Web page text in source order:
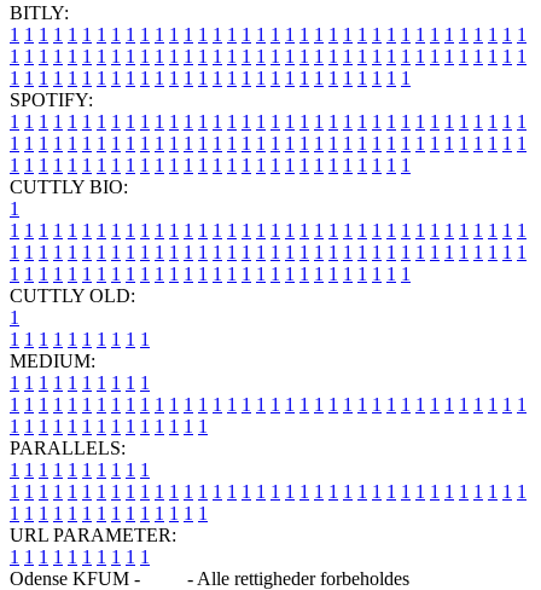
BITLY:
1 1 1 1 1 1 1 1 1 1 1 1 1 1 1 1 1 1 1 1 1 1 1 1 1 1 1 1 1 1 1 1 1 1 1 1
1 1 1 1 1 1 1 1 1 1 1 1 1 1 1 1 1 1 1 1 1 1 1 1 1 1 1 1 1 1 1 1 1 1 1 1
1 1 1 1 1 1 1 1 1 1 1 1 1 1 1 1 1 1 1 1 1 1 1 1 1 1 1 1
SPOTIFY:
1 1 1 1 1 1 1 1 1 1 1 1 1 1 1 1 1 1 1 1 1 1 1 1 1 1 1 1 1 1 1 1 1 1 1 1
1 1 1 1 1 1 1 1 1 1 1 1 1 1 1 1 1 1 1 1 1 1 1 1 1 1 1 1 1 1 1 1 1 1 1 1
1 1 1 1 1 1 1 1 1 1 1 1 1 1 1 1 1 1 1 1 1 1 1 1 1 1 1 1
CUTTLY BIO:
1
1 1 1 1 1 1 1 1 1 1 1 1 1 1 1 1 1 1 1 1 1 1 1 1 1 1 1 1 1 1 1 1 1 1 1 1
1 1 1 1 1 1 1 1 1 1 1 1 1 1 1 1 1 1 1 1 1 1 1 1 1 1 1 1 1 1 1 1 1 1 1 1
1 1 1 1 1 1 1 1 1 1 1 1 1 1 1 1 1 1 1 1 1 1 1 1 1 1 1 1
CUTTLY OLD:
1
1 1 1 1 1 1 1 1 1 1
MEDIUM:
1 1 1 1 1 1 1 1 1 1
1 1 1 1 1 1 1 1 1 1 1 1 1 1 1 1 1 1 1 1 1 1 1 1 1 1 1 1 1 1 1 1 1 1 1 1
1 1 1 1 1 1 1 1 1 1 1 1 1 1
PARALLELS:
1 1 1 1 1 1 1 1 1 1
1 1 1 1 1 1 1 1 1 1 1 1 1 1 1 1 1 1 1 1 1 1 1 1 1 1 1 1 1 1 1 1 1 1 1 1
1 1 1 1 1 1 1 1 1 1 1 1 1 1
URL PARAMETER:
1 1 1 1 1 1 1 1 1 1
Odense KFUM -
- Alle rettigheder forbeholdes